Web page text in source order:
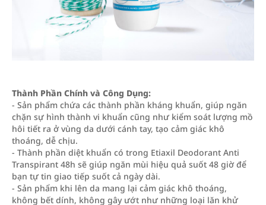
Thành Phần Chính và Công Dụng:
- Sản phẩm chứa các thành phần kháng khuẩn, giúp ngăn
chặn sự hình thành vi khuẩn cũng như kiểm soát lượng mồ
hôi tiết ra ở vùng da dưới cánh tay, tạo cảm giác khô
thoáng, dễ chịu.
- Thành phần diệt khuẩn có trong Etiaxil Deodorant Anti
Transpirant 48h sẽ giúp ngăn mùi hiệu quả suốt 48 giờ để
bạn tự tin giao tiếp suốt cả ngày dài.
- Sản phẩm khi lên da mang lại cảm giác khô thoáng,
không bết dính, không gây ướt như những loại lăn khử